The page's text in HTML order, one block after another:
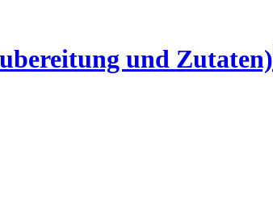
und Zutaten)